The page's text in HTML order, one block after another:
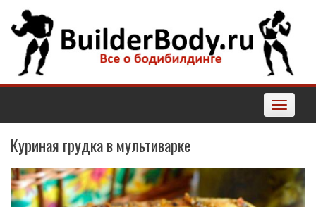
Наверх
Toggle
Куриная грудка в мультиварке